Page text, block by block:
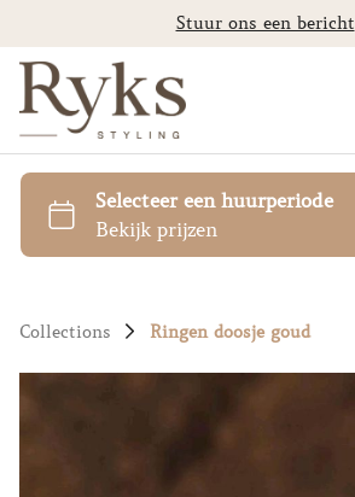
Stuur ons een bericht
Collections Ringen doosje goud